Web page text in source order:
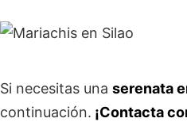
Si necesitas una serenata
continuación. ¡Contacta